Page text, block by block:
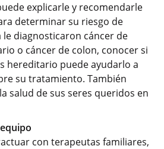
explicarle y recomendarle
determinar su riesgo de
le diagnosticaron cáncer de
o cáncer de colon, conocer si
hereditario puede ayudarlo a
su tratamiento. También
salud de sus seres queridos en
con terapeutas familiares,